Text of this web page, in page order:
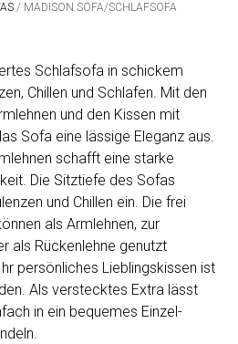
/ MADISON SOFA/SCHLAFSOFA
Schlafsofa in schickem
Chillen und Schlafen. Mit den
und den Kissen mit
Sofa eine lässige Eleganz aus.
schafft eine starke
Die Sitztiefe des Sofas
und Chillen ein. Die frei
als Armlehnen, zur
als Rückenlehne genutzt
persönliches Lieblingskissen ist
Als verstecktes Extra lässt
in ein bequemes Einzel-